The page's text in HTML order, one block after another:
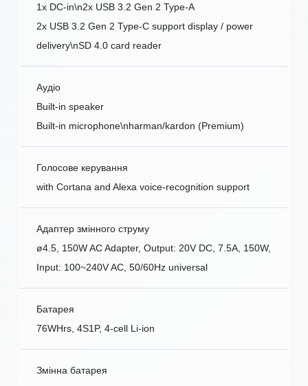
1x DC-in\n2x USB 3.2 Gen 2 Type-A
2x USB 3.2 Gen 2 Type-C support display / power
delivery\nSD 4.0 card reader
Аудіо
Built-in speaker
Built-in microphone\nharman/kardon (Premium)
Голосове керування
with Cortana and Alexa voice-recognition support
Адаптер змінного струму
ø4.5, 150W AC Adapter, Output: 20V DC, 7.5A, 150W,
Input: 100~240V AC, 50/60Hz universal
Батарея
76WHrs, 4S1P, 4-cell Li-ion
Змінна батарея